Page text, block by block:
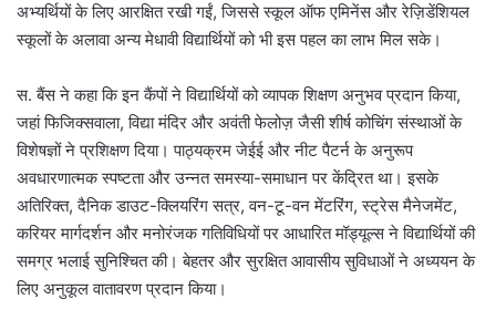
अभ्यर्थियों के लिए आरक्षित रखी गईं, जिससे स्कूल ऑफ एमिनेंस और रेज़िडेंशियल
स्कूलों के अलावा अन्य मेधावी विद्यार्थियों को भी इस पहल का लाभ मिल सके।
स. बैंस ने कहा कि इन कैंपों ने विद्यार्थियों को व्यापक शिक्षण अनुभव प्रदान किया,
जहां फिजिक्सवाला, विद्या मंदिर और अवंती फेलोज़ जैसी शीर्ष कोचिंग संस्थाओं के
विशेषज्ञों ने प्रशिक्षण दिया। पाठ्यक्रम जेईई और नीट पैटर्न के अनुरूप
अवधारणात्मक स्पष्टता और उन्नत समस्या-समाधान पर केंद्रित था। इसके
अतिरिक्त, दैनिक डाउट-क्लियरिंग सत्र, वन-टू-वन मेंटरिंग, स्ट्रेस मैनेजमेंट,
करियर मार्गदर्शन और मनोरंजक गतिविधियों पर आधारित मॉड्यूल्स ने विद्यार्थियों की
समग्र भलाई सुनिश्चित की। बेहतर और सुरक्षित आवासीय सुविधाओं ने अध्ययन के
लिए अनुकूल वातावरण प्रदान किया।